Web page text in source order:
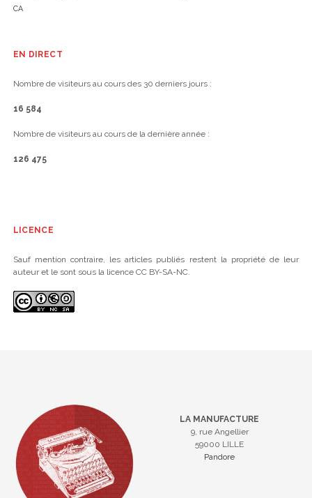
CA
EN DIRECT
Nombre de visiteurs au cours des 30 derniers jours :
16 584
Nombre de visiteurs au cours de la dernière année :
126 475
LICENCE
Sauf mention contraire, les articles publiés restent la propriété de leur
auteur et le sont sous la licence CC BY-SA-NC.
LA MANUFACTURE
9, rue Angellier
59000 LILLE
Pandore